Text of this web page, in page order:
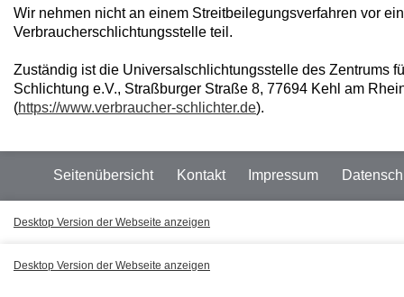
Wir nehmen nicht an einem Streitbeilegungsverfahren vor
Verbraucherschlichtungsstelle teil.
Zuständig ist die Universalschlichtungsstelle des Zentrums
Schlichtung e.V., Straßburger Straße 8, 77694 Kehl am
(https://www.verbraucher-schlichter.de).
Seitenübersicht Kontakt Impressum
Desktop Version der Webseite anzeigen
Desktop Version der Webseite anzeigen